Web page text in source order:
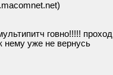
говно!!!!!
нему уже не вернусь